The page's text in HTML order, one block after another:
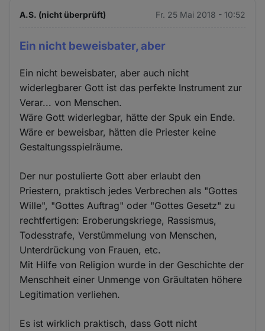
A.S. (nicht überprüft) Fr. 25 Mai 2018 - 10:52
Ein nicht beweisbater, aber
Ein nicht beweisbater, aber auch nicht
widerlegbarer Gott ist das perfekte Instrument zur
Verar... von Menschen.
Wäre Gott widerlegbar, hätte der Spuk ein Ende.
Wäre er beweisbar, hätten die Priester keine
Gestaltungsspielräume.
Der nur postulierte Gott aber erlaubt den
Priestern, praktisch jedes Verbrechen als "Gottes
Wille", "Gottes Auftrag" oder "Gottes Gesetz" zu
rechtfertigen: Eroberungskriege, Rassismus,
Todesstrafe, Verstümmelung von Menschen,
Unterdrückung von Frauen, etc.
Mit Hilfe von Religion wurde in der Geschichte der
Menschheit einer Unmenge von Gräultaten höhere
Legitimation verliehen.
Es ist wirklich praktisch, dass Gott nicht